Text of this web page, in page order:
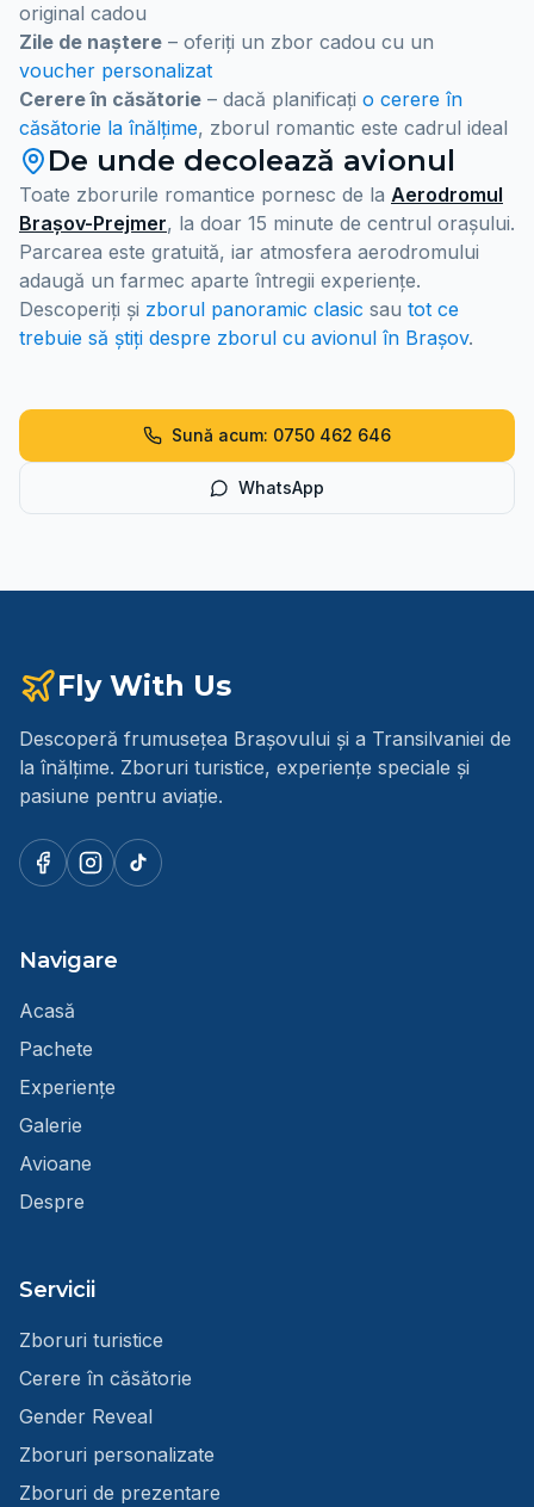
original cadou
Zile de naștere – oferiți un zbor cadou cu un
voucher personalizat
Cerere în căsătorie – dacă planificați o cerere în
căsătorie la înălțime, zborul romantic este cadrul ideal
De unde decolează avionul
Toate zborurile romantice pornesc de la Aerodromul
Brașov-Prejmer, la doar 15 minute de centrul orașului.
Parcarea este gratuită, iar atmosfera aerodromului
adaugă un farmec aparte întregii experiențe.
Descoperiți și zborul panoramic clasic sau tot ce
trebuie să știți despre zborul cu avionul în Brașov.
Sună acum: 0750 462 646
WhatsApp
Fly With Us
Descoperă frumusețea Brașovului și a Transilvaniei de
la înălțime. Zboruri turistice, experiențe speciale și
pasiune pentru aviație.
Navigare
Acasă
Pachete
Experiențe
Galerie
Avioane
Despre
Servicii
Zboruri turistice
Cerere în căsătorie
Gender Reveal
Zboruri personalizate
Zboruri de prezentare